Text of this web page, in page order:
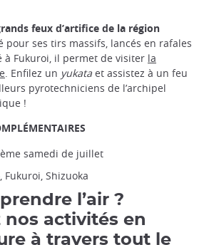
feux d’artifice de la région
pour ses tirs massifs, lancés en rafales
à Fukuroi, il permet de visiter la
. Enfilez un yukata et assistez à un feu
pyrotechniciens de l’archipel
!
samedi de juillet
Fukuroi, Shizuoka
l’air ?
nos activités en
à travers tout le